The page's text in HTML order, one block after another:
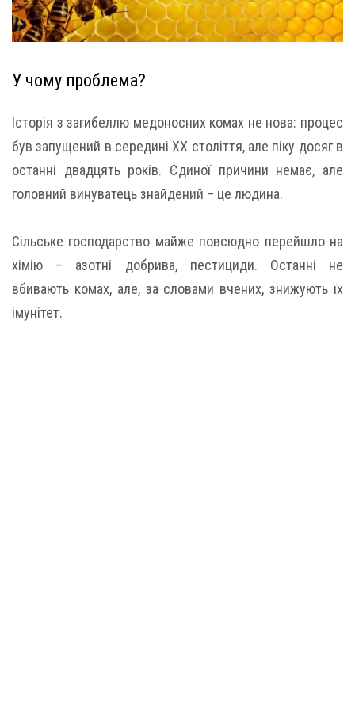
У чому проблема?
Історія з загибеллю медоносних комах не нова: процес
був запущений в середині XX століття, але піку досяг в
останні двадцять років. Єдиної причини немає, але
головний винуватець знайдений – це людина.
Сільське господарство майже повсюдно перейшло на
хімію – азотні добрива, пестициди. Останні не
вбивають комах, але, за словами вчених, знижують їх
імунітет.